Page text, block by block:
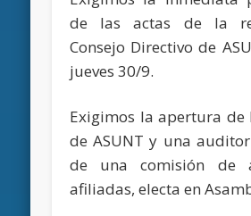
de las actas de la
Consejo Directivo de
jueves 30/9.
Exigimos la apertura de
de ASUNT y una
de una comisión de
afiliadas, electa en